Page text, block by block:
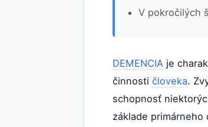
V pokročilých
DEMENCIA je
činnosti človeka.
schopnosť
základe